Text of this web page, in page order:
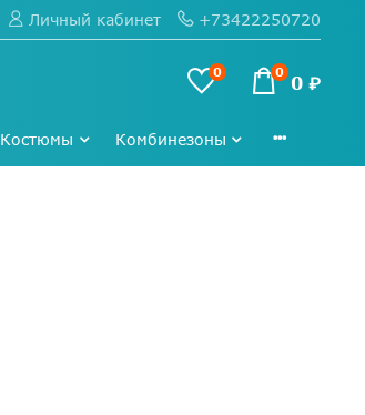
Личный кабинет +73422250720
0 0 0 ₽
Костюмы Комбинезоны